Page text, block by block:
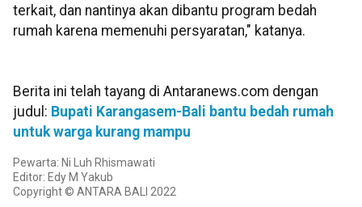
terkait, dan nantinya akan dibantu program bedah
rumah karena memenuhi persyaratan," katanya.
Berita ini telah tayang di Antaranews.com dengan
judul: Bupati Karangasem-Bali bantu bedah rumah
untuk warga kurang mampu
Pewarta: Ni Luh Rhismawati
Editor: Edy M Yakub
Copyright © ANTARA BALI 2022